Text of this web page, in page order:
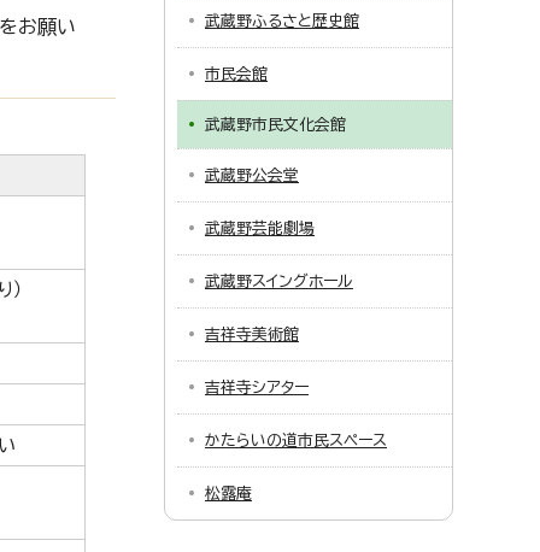
お願い
）
武蔵野ふるさと歴史館
市民会館
武蔵野市民文化会館
武蔵野公会堂
武蔵野芸能劇場
武蔵野スイングホール
吉祥寺美術館
吉祥寺シアター
かたらいの道市民スペース
松露庵